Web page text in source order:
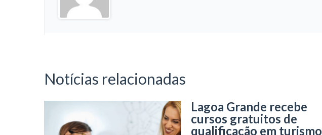
Notícias relacionadas
Lagoa Grande recebe
cursos gratuitos de
qualificação em turismo